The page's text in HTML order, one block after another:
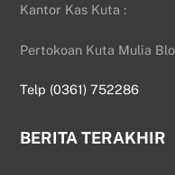
Kantor Kas Kuta :
Pertokoan Kuta Mulia
Telp (0361) 752286
BERITA TERAKHIR